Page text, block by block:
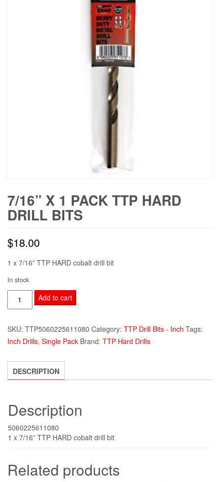
7/16” X 1 PACK TTP HARD
DRILL BITS
$18.00
1 x 7/16” TTP HARD cobalt drill bit
In stock
7/16”
x
Pack
TTP
Drill
Bits
Add to cart
SKU: TTP5060225611080 Category: TTP Drill Bits - Inch Tags:
Inch Drills, Single Pack Brand: TTP Hard Drills
DESCRIPTION
Description
5060225611080
1 x 7/16” TTP HARD cobalt drill bit
Related products